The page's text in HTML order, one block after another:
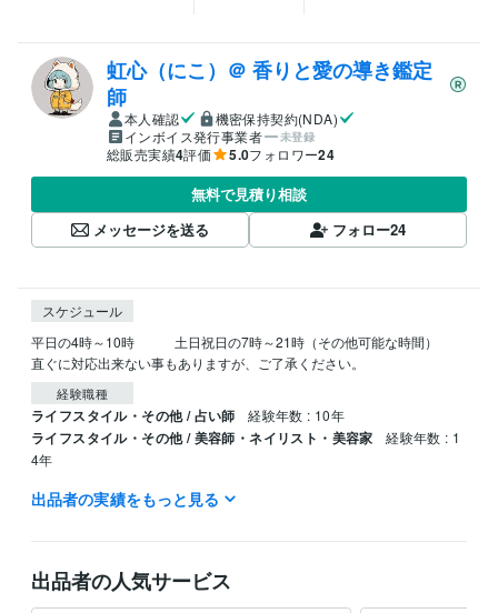
虹心（にこ）＠ 香りと愛の導き鑑定
師
本人確認
機密保持契約(NDA)
インボイス発行事業者
未登録
総販売実績4評価 5.0フォロワー24
無料で見積り相談
メッセージを送る
フォロー24
スケジュール
平日の4時～10時　　　土日祝日の7時～21時（その他可能な時間）
直ぐに対応出来ない事もありますが、ご了承ください。
経験職種
ライフスタイル・その他 / 占い師 経験年数 : 10年
ライフスタイル・その他 / 美容師・ネイリスト・美容家
経験年数 : 1
4年
資格・検定
Excel:4年Word:4年ChatGPT:1年
出品者の実績をもっと見る
出品者の人気サービス